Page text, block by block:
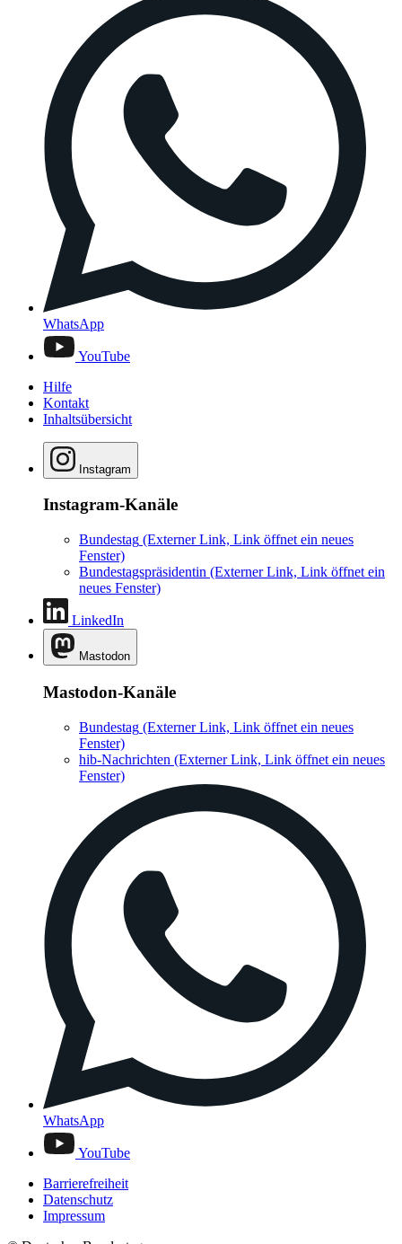
WhatsApp
YouTube
Hilfe
Kontakt
Inhaltsübersicht
Instagram
Instagram-Kanäle
Bundestag (Externer Link, Link öffnet ein neues
Fenster)
Bundestagspräsidentin (Externer Link, Link öffnet ein
neues Fenster)
LinkedIn
Mastodon
Mastodon-Kanäle
Bundestag (Externer Link, Link öffnet ein neues
Fenster)
hib-Nachrichten (Externer Link, Link öffnet ein neues
Fenster)
WhatsApp
YouTube
Barrierefreiheit
Datenschutz
Impressum